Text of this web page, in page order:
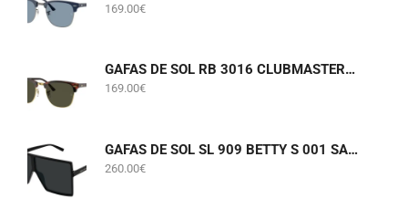
169.00€
GAFAS DE SOL RB 3016 CLUBMASTER W0366 RAY-BAN
169.00€
GAFAS DE SOL SL 909 BETTY S 001 SAINT LAURENT
260.00€